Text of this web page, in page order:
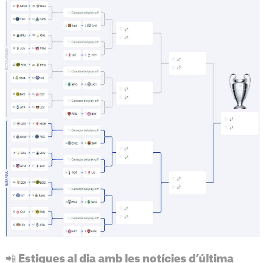
📲 Estigues al dia amb les notícies d’última